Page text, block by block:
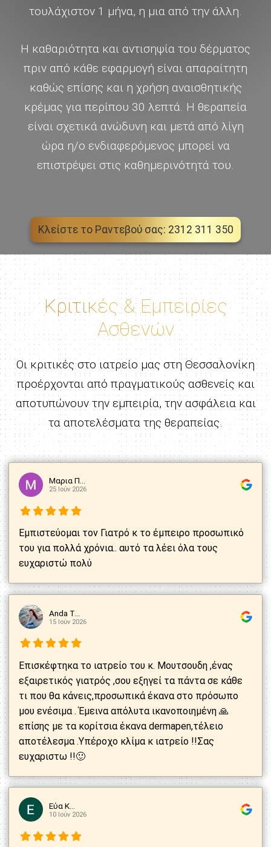
τουλάχιστον 1 μήνα, η μια από την άλλη.
Η καθαριότητα και αντισηψία του δέρματος
πριν από κάθε εφαρμογή είναι απαραίτητη
καθώς επίσης και η χρήση αναισθητικής
κρέμας για περίπου 30 λεπτά. Η θεραπεία
είναι σχετικά ανώδυνη και μετά από λίγη
ώρα η/ο ενδιαφερόμενος μπορεί να
επιστρέψει στις καθημερινότητά του.
Κλείστε το Ραντεβού σας: 2312 311 350
Κριτικές & Εμπειρίες
Ασθενών
Οι κριτικές στο ιατρείο μας στη Θεσσαλονίκη
προέρχονται από πραγματικούς ασθενείς και
αποτυπώνουν την εμπειρία, την ασφάλεια και
τα αποτελέσματα της θεραπείας.
Μαρια Π...
25 Ιούν 2026
Εμπιστεύομαι τον Γιατρό κ το έμπειρο προσωπικό
του για πολλά χρόνια.. αυτό τα λέει όλα τους
ευχαριστώ πολύ
Anda T...
15 Ιούν 2026
Επισκέφτηκα το ιατρείο του κ. Μουτσουδη ,ένας
εξαιρετικός γιατρός ,σου εξηγεί τα πάντα σε κάθε
τι που θα κάνεις,προσωπικά έκανα στο πρόσωπο
μου ενέσιμα . Έμεινα απόλυτα ικανοποιημένη 🙏
επίσης με τα κορίτσια έκανα dermapen,τέλειο
αποτέλεσμα .Υπέροχο κλίμα κ ιατρείο !!Σας
ευχαριστω !!🙂
Εύα Κ...
10 Ιούν 2026